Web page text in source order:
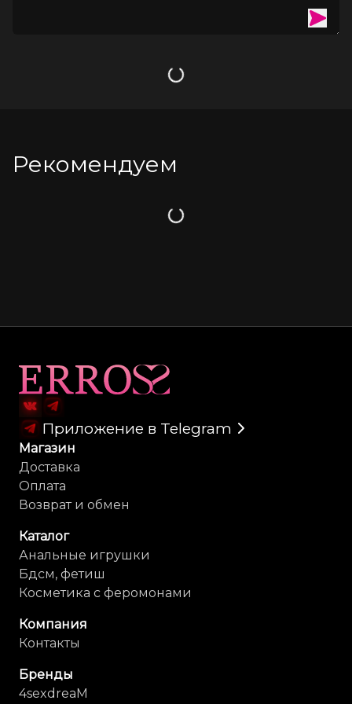
Загрузка
Рекомендуем
Загрузка
Приложение в Telegram
Магазин
Доставка
Оплата
Возврат и обмен
Каталог
Анальные игрушки
Бдсм, фетиш
Косметика с феромонами
Компания
Контакты
Бренды
4sexdreaM
Карта сайта